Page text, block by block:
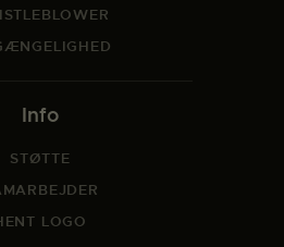
Info
STØTTE
LOGO